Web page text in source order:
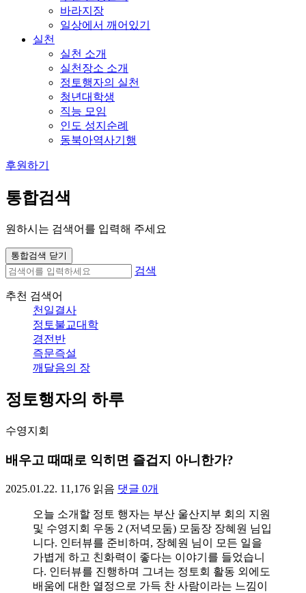
바라지장
일상에서 깨어있기
실천
실천 소개
실천장소 소개
정토행자의 실천
청년대학생
직능 모임
인도 성지순례
동북아역사기행
후원하기
통합검색
원하시는 검색어를 입력해 주세요
통합검색 닫기
검색
추천 검색어
천일결사
정토불교대학
경전반
즉문즉설
깨달음의 장
정토행자의 하루
수영지회
배우고 때때로 익히면 즐겁지 아니한가?
2025.01.22. 11,176 읽음 댓글 0개
오늘 소개할 정토 행자는 부산 울산지부 회의 지원
및 수영지회 우동 2 (저녁모둠) 모둠장 장혜원 님입
니다. 인터뷰를 준비하며, 장혜원 님이 모든 일을
가볍게 하고 친화력이 좋다는 이야기를 들었습니
다. 인터뷰를 진행하며 그녀는 정토회 활동 외에도
배움에 대한 열정으로 가득 찬 사람이라는 느낌이